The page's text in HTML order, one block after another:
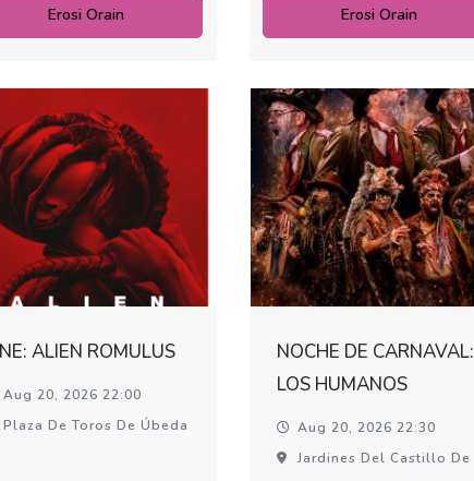
Erosi Orain Erosi Orain
ALIEN ROMULUS
Aug 20, 2026 22:00
Plaza De Toros De Úbeda
NOCHE DE CARNAVAL:
LOS HUMANOS
Aug 20, 2026 22:30
Jardines Del Castillo De